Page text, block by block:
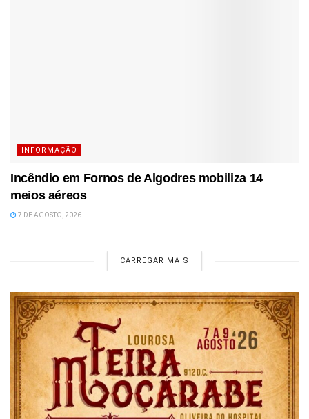
INFORMAÇÃO
Incêndio em Fornos de Algodres mobiliza 14
meios aéreos
7 DE AGOSTO, 2026
CARREGAR MAIS